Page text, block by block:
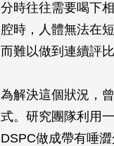
分時往往需要喝下
腔時，人體無法在
而難以做到連續評
為解決這個狀況，
式。研究團隊利用
DSPC做成帶有唾